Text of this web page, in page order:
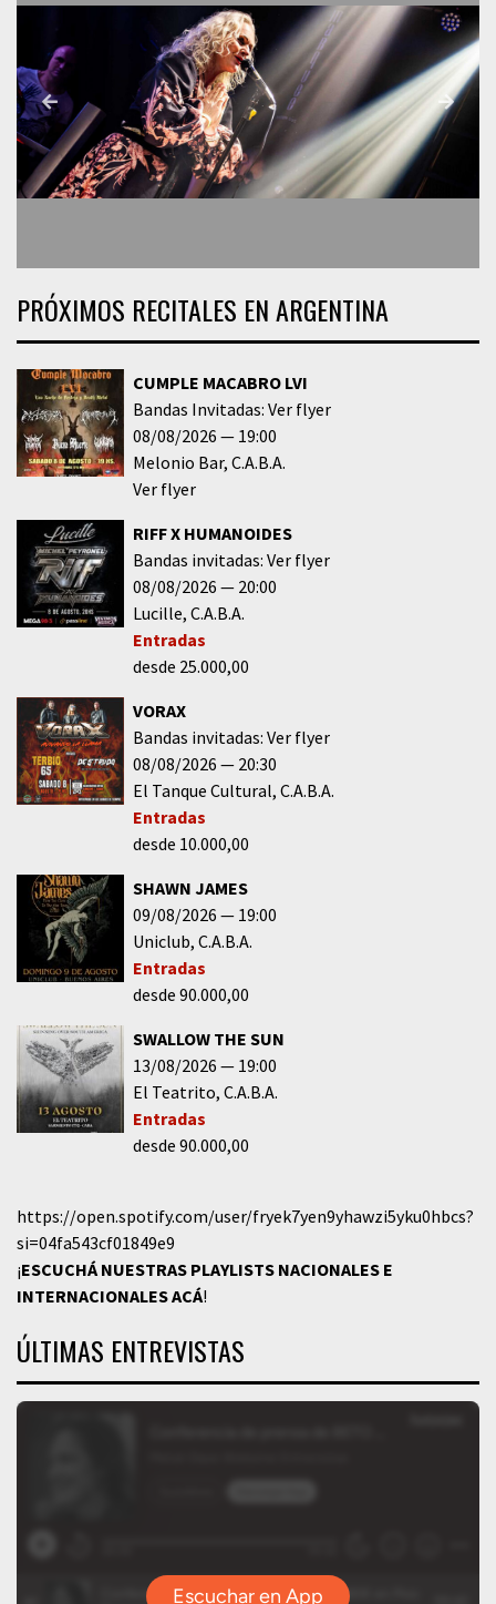
PRÓXIMOS RECITALES EN ARGENTINA
CUMPLE MACABRO LVI
Bandas Invitadas: Ver flyer
08/08/2026
19:00
Melonio Bar C.A.B.A.
Ver flyer
RIFF X HUMANOIDES
Bandas invitadas: Ver flyer
08/08/2026
20:00
Lucille C.A.B.A.
Entradas
desde 25.000,00
VORAX
Bandas invitadas: Ver flyer
08/08/2026
20:30
El Tanque Cultural C.A.B.A.
Entradas
desde 10.000,00
SHAWN JAMES
09/08/2026
19:00
Uniclub C.A.B.A.
Entradas
desde 90.000,00
SWALLOW THE SUN
13/08/2026
19:00
El Teatrito C.A.B.A.
Entradas
desde 90.000,00
https://open.spotify.com/user/fryek7yen9yhawzi5yku0hbcs?
si=04fa543cf01849e9
¡ESCUCHÁ NUESTRAS PLAYLISTS NACIONALES E
INTERNACIONALESACÁ!
ÚLTIMAS ENTREVISTAS